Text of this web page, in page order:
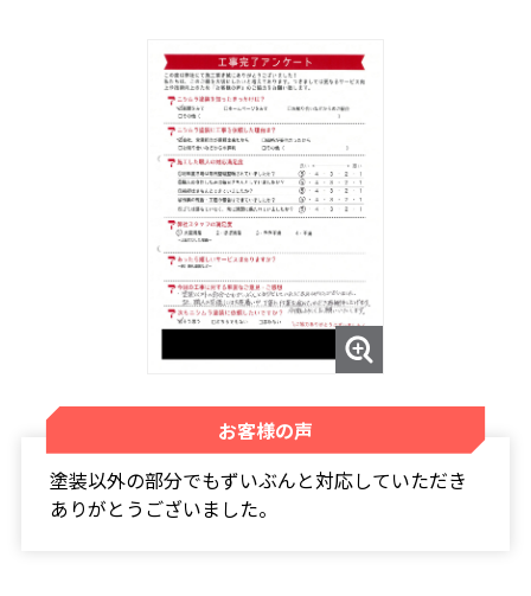
お客様の声
塗装以外の部分でもずいぶんと対応していただき
ありがとうございました。